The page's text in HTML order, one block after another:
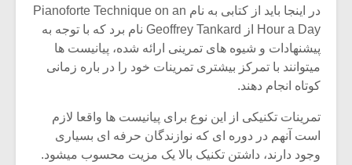
در اینجا باید از کتابی به نام Pianoforte Technique on an
Hour a Day از Geoffrey Tankard نام برد که با توجه به
پیشنهادات و شیوه های تمرینی ارائه شده، پیانیست ها
میتوانند با تمرکز بیشتری تمرینات خود را در باره زمانی
کوتاه انجام دهند.
تمرینات تکنیکی از این نوع برای پیانیست ها واقعا لازم
است آنهم در دوره ای که نوازندگان حرفه ای بسیاری
وجود دارند، داشتن تکنیک بالا یک مزیت محسوب میشود.
میکلوش روژا
یادداشتی بر موسیقی
متن فیلم «متری
شیش و نیم»
موریس ژار
برگزار